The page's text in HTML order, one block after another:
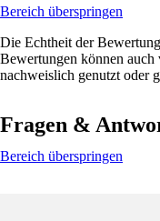
Bereich überspringen
Die Echtheit der
Bewertungen können
nachweislich genutzt oder
Fragen &
Bereich überspringen